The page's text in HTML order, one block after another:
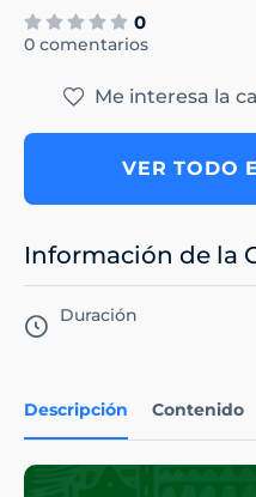
0
0 comentarios
Descripción Contenido
Me interesa la
VER TODO
Información de la
Duración